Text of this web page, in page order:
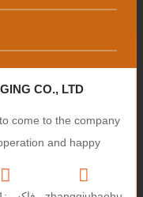
CO., LTD.
come to the company